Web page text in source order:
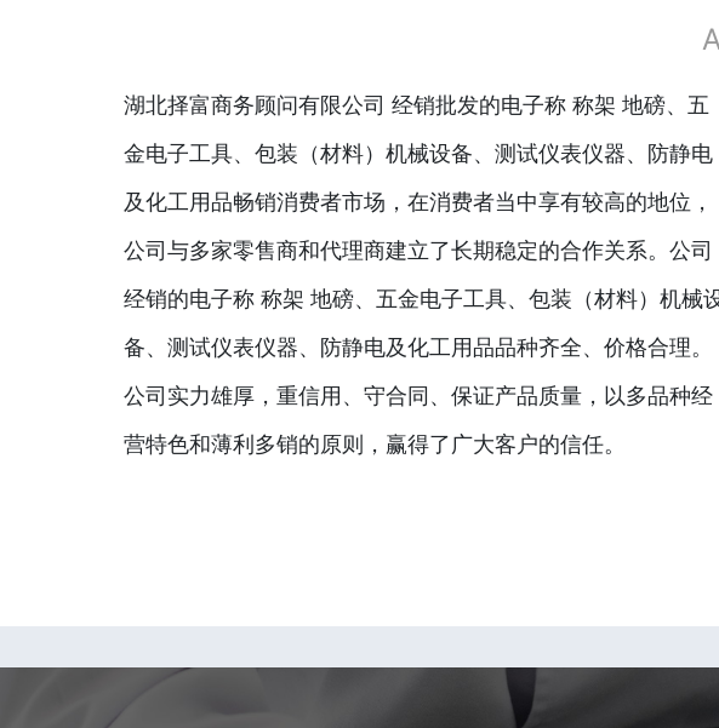
湖北择富商务顾问有限公司 经销批发的电子称 称架 地磅、五
金电子工具、包装（材料）机械设备、测试仪表仪器、防静电
及化工用品畅销消费者市场，在消费者当中享有较高的地位，
公司与多家零售商和代理商建立了长期稳定的合作关系。公司
经销的电子称 称架 地磅、五金电子工具、包装（材料）机械
备、测试仪表仪器、防静电及化工用品品种齐全、价格合理。
公司实力雄厚，重信用、守合同、保证产品质量，以多品种经
营特色和薄利多销的原则，赢得了广大客户的信任。